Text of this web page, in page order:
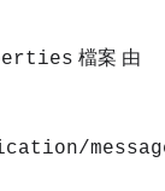
檔案 由